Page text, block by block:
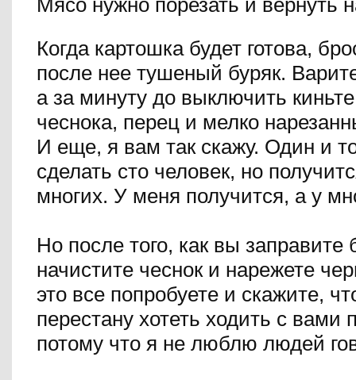
Мясо нужно порезать и вернуть
Когда картошка будет готова,
после нее тушеный буряк.
а за минуту до выключить
чеснока, перец и мелко
И еще, я вам так скажу. Один и
сделать сто человек, но
многих. У меня получится, а у
Но после того, как вы
начистите чеснок и нарежете
это все попробуете и скажите,
перестану хотеть ходить с вами
потому что я не люблю людей